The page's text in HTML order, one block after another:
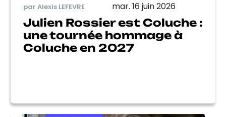
par Alexis LEFEVRE mar. 16 juin 2026
Julien Rossier est Coluche :
une tournée hommage à
Coluche en 2027